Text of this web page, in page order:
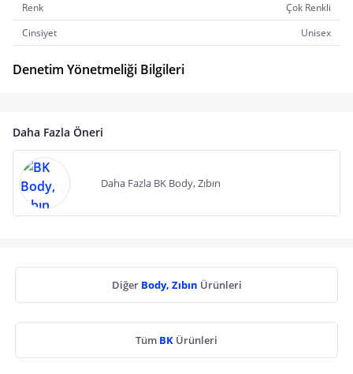
Renk
Çok Renkli
Cinsiyet
Unisex
Denetim Yönetmeliği Bilgileri
Daha Fazla Öneri
Daha Fazla BK Body, Zıbın
Diğer Body, Zıbın Ürünleri
Tüm BK Ürünleri